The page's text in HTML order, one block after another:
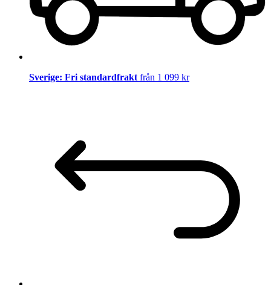
Sverige: Fri standardfrakt från 1 099 kr